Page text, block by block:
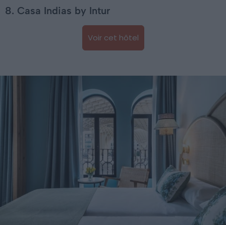
8. Casa Indias by Intur
Voir cet hôtel